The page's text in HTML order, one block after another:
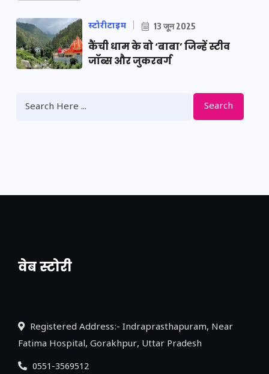
स्टोरीटाइम 13 जून 2025
कैंची धाम के वो ‘बाबा’ जिन्हें स्टीव
जॉब्स और जुकरबर्ग
Search
वेब स्टोरी
नया एक्सप्रेसवे: पूर्वांचल का लक, डेवलपमेंट का
Registered Address:- Indraprasthapuram, Near
Fatima Hospital, Gorakhpur, Uttar Pradesh
0551-3569512